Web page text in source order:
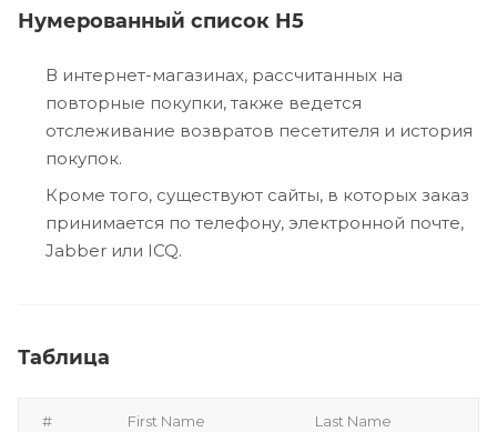
Нумерованный список H5
В интернет-магазинах, рассчитанных на
повторные покупки, также ведется
отслеживание возвратов песетителя и история
покупок.
Кроме того, существуют сайты, в которых заказ
принимается по телефону, электронной почте,
Jabber или ICQ.
Таблица
# First Name Last Name